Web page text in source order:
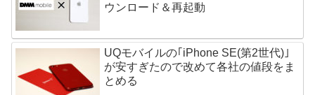
ウンロード＆再起動
UQモバイルの｢iPhone SE(第2世代)｣
が安すぎたので改めて各社の値段をま
とめる